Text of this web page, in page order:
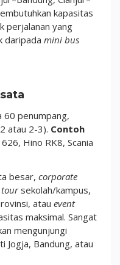
kapasitas
perjalanan yang
daripada mini bus
60 penumpang,
atau 2-3). Contoh
Hino RK8, Scania
besar, corporate
sekolah/kampus,
atau event
maksimal. Sangat
mengunjungi
Jogja, Bandung, atau